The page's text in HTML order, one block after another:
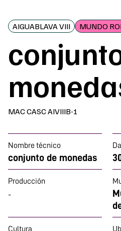
AIGUABLAVA VIII MUNDO
MAC CASC AIVIIIB-1
Nombre técnico
conjunto de monedas
Producción
-
Cultura